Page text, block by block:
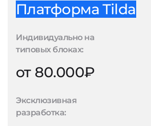
Платформа Tilda
Индивидуально на
типовых блоках:
от 80.000₽
Эксклюзивная
разработка: